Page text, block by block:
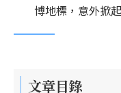
博地標，意外掀
文章目錄